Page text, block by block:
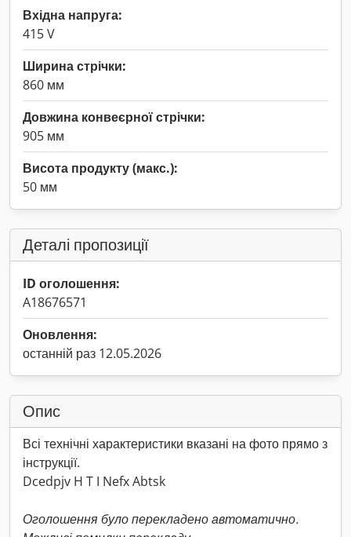
Вхідна напруга:
415 V
Ширина стрічки:
860 мм
Довжина конвеєрної стрічки:
905 мм
Висота продукту (макс.):
50 мм
Деталі пропозиції
ID оголошення:
A18676571
Оновлення:
останній раз 12.05.2026
Опис
Всі технічні характеристики вказані на фото прямо з
інструкції.
Dcedpjv H T I Nefx Abtsk
Оголошення було перекладено автоматично.